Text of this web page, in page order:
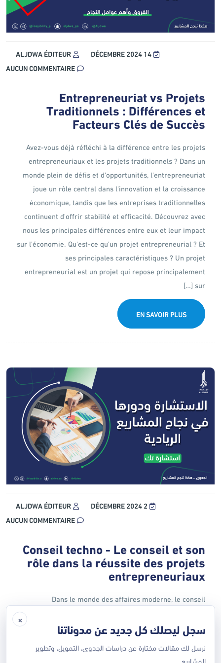
14 DÉCEMBRE 2024
ALJDWA ÉDITEUR
AUCUN COMMENTAIRE
Entrepreneuriat vs Projets
Traditionnels : Différences et
Facteurs Clés de Succès
Avez-vous déjà réfléchi à la différence entre les projets
entrepreneuriaux et les projets traditionnels ? Dans un
monde plein de défis et d'opportunités, l'entrepreneuriat
joue un rôle central dans l'innovation et la croissance
économique, tandis que les entreprises traditionnelles
continuent d'offrir stabilité et efficacité. Découvrez avec
nous les principales différences entre eux et leur impact
sur l'économie. Qu'est-ce qu'un projet entrepreneurial ? Et
ses principales caractéristiques ? Un projet
entrepreneurial est un projet qui repose principalement
sur […]
EN SAVOIR PLUS
2 DÉCEMBRE 2024
ALJDWA ÉDITEUR
AUCUN COMMENTAIRE
Conseil techno - Le conseil et son
rôle dans la réussite des projets
entrepreneuriaux
Dans le monde des affaires moderne, le conseil
réussite. Il contribue à la préparation d'études de
faisabilité, au développement de stratégies de croissance
et à la fourniture de l'expertise nécessaire pour soutenir
×
سجل ليصلك كل جديد عن مدوناتنا
نرسل لك مقالات مختارة عن دراسات الجدوى، التمويل، وتطوير
المشاريع.